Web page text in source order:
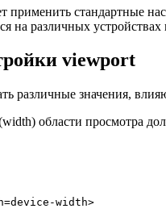
применить стандартные
на различных
viewport
различные значения,
width) области просмотра
width>